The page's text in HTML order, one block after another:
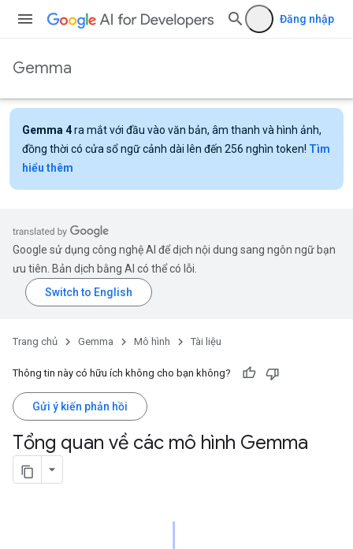
Đăng nhập
Gemma
Gemma 4ra mắt với đầu vào văn bản, âm thanh và hình ảnh,
đồng thời có cửa sổ ngữ cảnh dài lên đến 256 nghìn token! Tìm
hiểu thêm
Google sử dụng công nghệ AI để dịch nội dung sang ngôn ngữ bạn
ưu tiên. Bản dịch bằng AI có thể có lỗi.
Trang chủ Gemma Mô hình Tài liệu
Thông tin này có hữu ích không cho bạn không?
Gửi ý kiến phản hồi
Tổng quan về các mô hình Gemma